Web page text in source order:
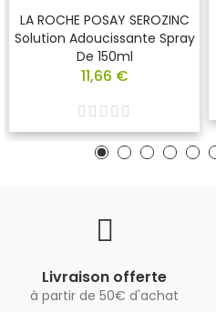
LA ROCHE POSAY SEROZINC
Solution Adoucissante Spray
De 150ml
11,66 €
Livraison offerte
à partir de 50€ d'achat